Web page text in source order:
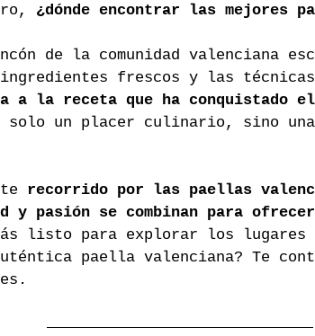
¿dónde encontrar las mejores
de la comunidad valenciana
frescos y las
a la receta que ha conquistado el
solo un placer culinario, sino
recorrido por las paellas
pasión se combinan para
listo para explorar los lugares
paella valenciana? Te